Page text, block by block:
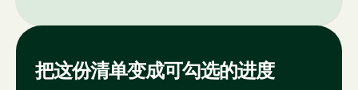
把这份清单变成可勾选的进度